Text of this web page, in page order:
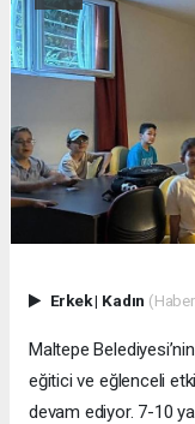
Erkek| Kadın
Maltepe
eğitici ve eğlenceli
devam ediyor. 7-10